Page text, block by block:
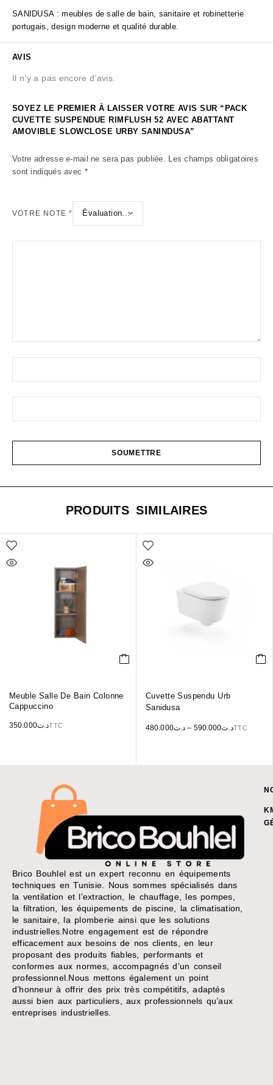
SANIDUSA : meubles de salle de bain, sanitaire et robinetterie
portugais, design moderne et qualité durable.
AVIS
Il n’y a pas encore d’avis.
SOYEZ LE PREMIER À LAISSER VOTRE AVIS SUR “PACK
CUVETTE SUSPENDUE RIMFLUSH 52 AVEC ABATTANT
AMOVIBLE SLOWCLOSE URBY SANINDUSA”
Votre adresse e-mail ne sera pas publiée. Les champs obligatoires
sont indiqués avec *
VOTRE NOTE*
PRODUITS SIMILAIRES
Meuble Salle De Bain Colonne
Cappuccino
د.ت350.000 TTC
Cuvette Suspendu Urb
Sanidusa
د.ت480.000 – د.ت590.000 TTC
Brico Bouhlel est un expert reconnu en équipements
techniques en Tunisie. Nous sommes spécialisés dans
la ventilation et l’extraction, le chauffage, les pompes,
la filtration, les équipements de piscine, la climatisation,
le sanitaire, la plomberie ainsi que les solutions
industrielles.Notre engagement est de répondre
efficacement aux besoins de nos clients, en leur
proposant des produits fiables, performants et
conformes aux normes, accompagnés d’un conseil
professionnel.Nous mettons également un point
d’honneur à offrir des prix très compétitifs, adaptés
aussi bien aux particuliers, aux professionnels qu’aux
entreprises industrielles.